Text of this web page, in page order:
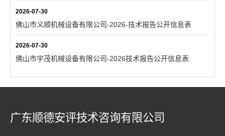
2026-07-30
佛山市义顺机械设备有限公司-2026-技术报告公开信息表
2026-07-30
佛山市宇茂机械设备有限公司-2026技术报告公开信息表
广东顺德安评技术咨询有限公司